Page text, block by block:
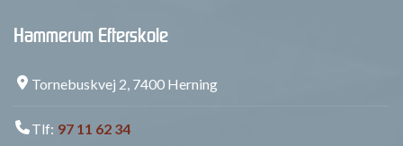
Hammerum Efterskole
Tornebuskvej 2, 7400 Herning
Tlf: 97 11 62 34